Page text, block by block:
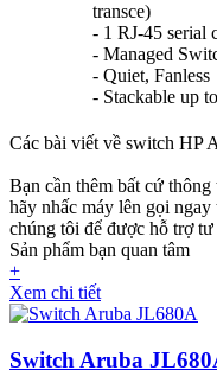
transce)
- 1 RJ-45 serial
- Managed
- Quiet, Fanless
- Stackable up
Các bài viết về switch HP
Bạn cần thêm bất cứ
hãy nhấc máy lên gọi
chúng tôi để được hỗ trợ
Sản phẩm bạn quan tâm
+
Xem chi tiết
Switch Aruba